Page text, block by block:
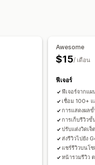
การโปรโมท
คำขอที่กำหนดเอง
Awesome
$15/ เดือน
ฟีเจอร์
ฟีเจอร์จากแ
เชื่อม 100+
การแสดงผล
การเก็บรีวิว
ปรับแต่งวิดเจ็
ส่งรีวิวไปยัง
แชร์รีวิวบนโ
หน้ารวมรีวิว